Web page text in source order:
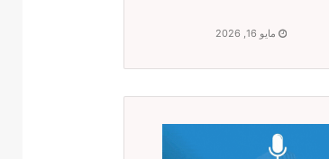
مايو 16, 2026